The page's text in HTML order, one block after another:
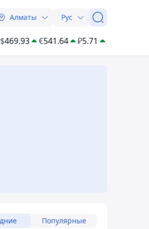
Алматы Рус
$469.93 €541.64 ₽5.71
Популярные